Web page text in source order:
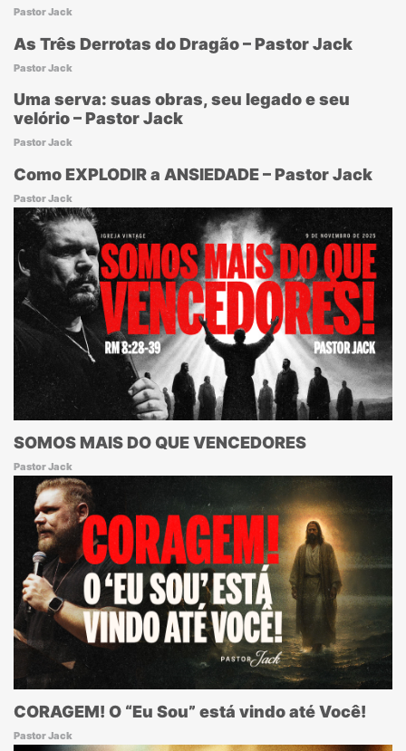
Pastor Jack
As Três Derrotas do Dragão – Pastor Jack
Pastor Jack
Uma serva: suas obras, seu legado e seu
velório – Pastor Jack
Pastor Jack
Como EXPLODIR a ANSIEDADE – Pastor Jack
Pastor Jack
SOMOS MAIS DO QUE VENCEDORES
Pastor Jack
CORAGEM! O “Eu Sou” está vindo até Você!
Pastor Jack